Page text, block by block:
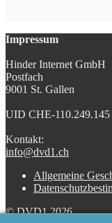
Impressum
Hinder Internet GmbH
Postfach
9001 St. Gallen
UID CHE-110.249.145
Kontakt:
info@dvd1.ch
Allgemeine
© DVD1 2026